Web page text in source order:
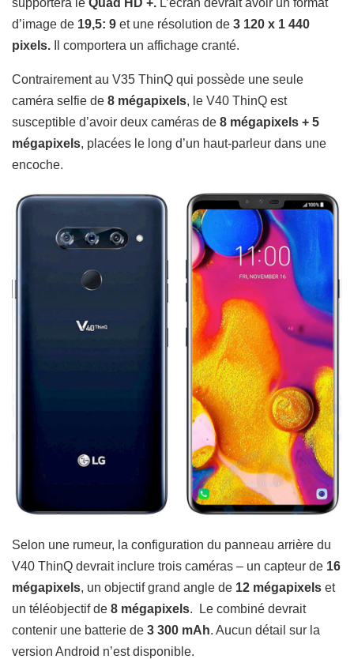
d’image de 19,5: 9 et une résolution de 3 120 x 1 440
pixels. Il comportera un affichage cranté.
Contrairement au V35 ThinQ qui possède une seule
caméra selfie de 8 mégapixels, le V40 ThinQ est
susceptible d’avoir deux caméras de 8 mégapixels + 5
mégapixels, placées le long d’un haut-parleur dans une
encoche.
Selon une rumeur, la configuration du panneau arrière du
V40 ThinQ devrait inclure trois caméras – un capteur de 16
mégapixels, un objectif grand angle de 12 mégapixels et
un téléobjectif de 8 mégapixels. Le combiné devrait
contenir une batterie de 3 300 mAh. Aucun détail sur la
version Android n’est disponible.